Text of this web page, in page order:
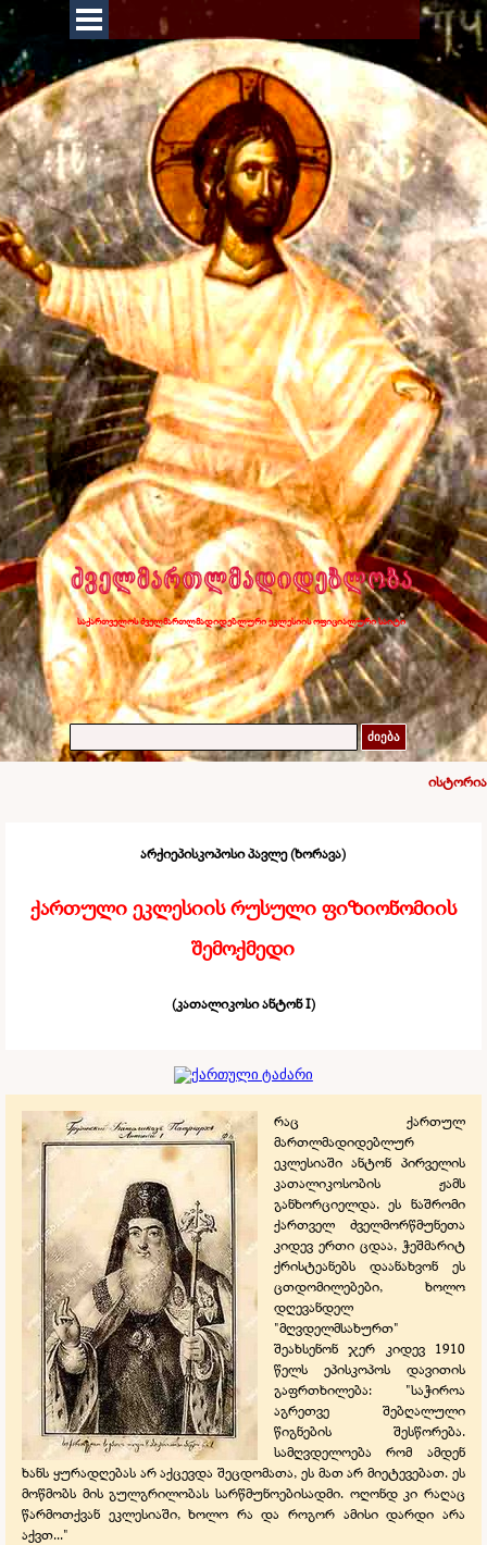
Перейти к контенту
საქართველოს ძველმართლმადიდებლური ეკლესიის ოფიციალური საიტი
ძიება
ისტორია
არქიეპისკოპოსი პავლე (ხორავა)
ქართული ეკლესიის რუსული ფიზიონომიის
შემოქმედი
(კათალიკოსი ანტონ I)
რაც ქართულ
მართლმადიდებლურ
ეკლესიაში ანტონ პირველის
კათალიკოსობის ჟამს
განხორციელდა. ეს ნაშრომი
ქართველ ძველმორწმუნეთა
კიდევ ერთი ცდაა, ჭეშმარიტ
ქრისტეანებს დაანახვონ ეს
ცთდომილებები, ხოლო
დღევანდელ
"მღვდელმსახურთ"
შეახსენონ ჯერ კიდევ 1910
წელს ეპისკოპოს დავითის
გაფრთხილება: "საჭიროა
აგრეთვე შებღალული
წიგნების შესწორება.
სამღვდელოება რომ ამდენ
ხანს ყურადღებას არ აქცევდა შეცდომათა, ეს მათ არ მიეტევებათ. ეს
მოწმობს მის გულგრილობას სარწმუნოებისადმი. ოღონდ კი რაღაც
წარმოთქვან ეკლესიაში, ხოლო რა და როგორ ამისი დარდი არა
აქვთ..."